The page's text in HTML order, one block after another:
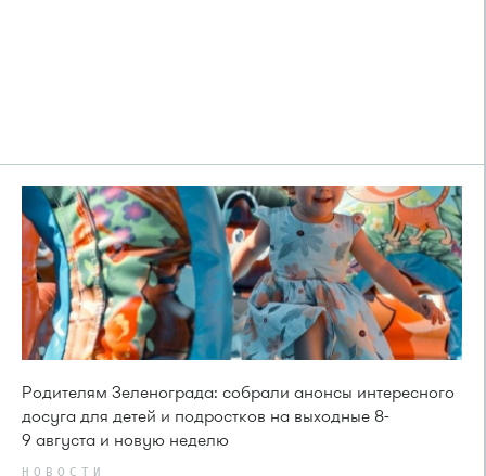
Родителям Зеленограда: собрали анонсы интересного
досуга для детей и подростков на выходные 8-
9 августа и новую неделю
НОВОСТИ